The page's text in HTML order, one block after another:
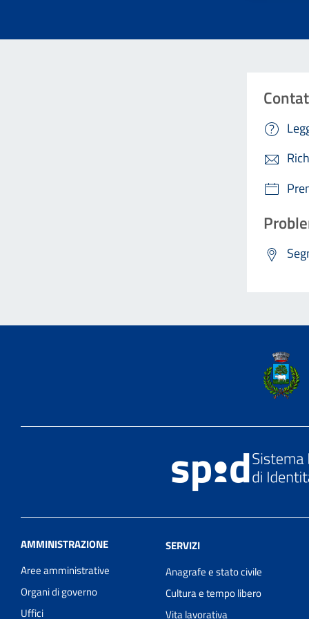
AMMINISTRAZIONE
Aree amministrative
Organi di governo
Uffici
SERVIZI
Anagrafe e stato civile
Cultura e tempo libero
Vita lavorativa